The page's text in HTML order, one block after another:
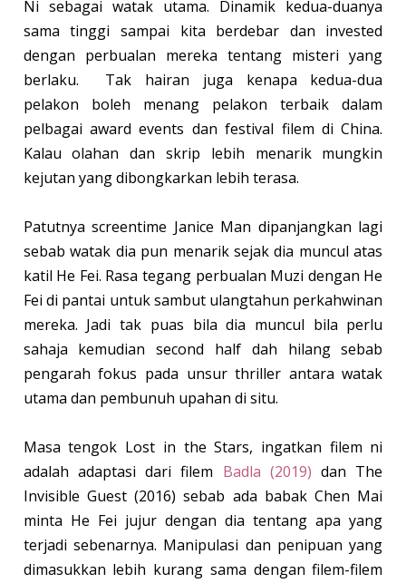
Ni sebagai watak utama. Dinamik kedua-duanya
sama tinggi sampai kita berdebar dan invested
dengan perbualan mereka tentang misteri yang
berlaku. Tak hairan juga kenapa kedua-dua
pelakon boleh menang pelakon terbaik dalam
pelbagai award events dan festival filem di China.
Kalau olahan dan skrip lebih menarik mungkin
kejutan yang dibongkarkan lebih terasa.
Patutnya screentime Janice Man dipanjangkan lagi
sebab watak dia pun menarik sejak dia muncul atas
katil He Fei. Rasa tegang perbualan Muzi dengan He
Fei di pantai untuk sambut ulangtahun perkahwinan
mereka. Jadi tak puas bila dia muncul bila perlu
sahaja kemudian second half dah hilang sebab
pengarah fokus pada unsur thriller antara watak
utama dan pembunuh upahan di situ.
Masa tengok Lost in the Stars, ingatkan filem ni
adalah adaptasi dari filem Badla (2019) dan The
Invisible Guest (2016) sebab ada babak Chen Mai
minta He Fei jujur dengan dia tentang apa yang
terjadi sebenarnya. Manipulasi dan penipuan yang
dimasukkan lebih kurang sama dengan filem-filem